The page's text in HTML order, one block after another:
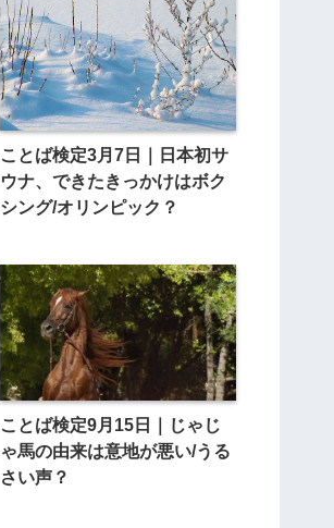
ことば検定3月7日｜日本初サ
ウナ、できたきっかけはボク
シング/オリンピック？
ことば検定9月15日｜じゃじ
ゃ馬の由来は意地が悪い/うる
さい声？